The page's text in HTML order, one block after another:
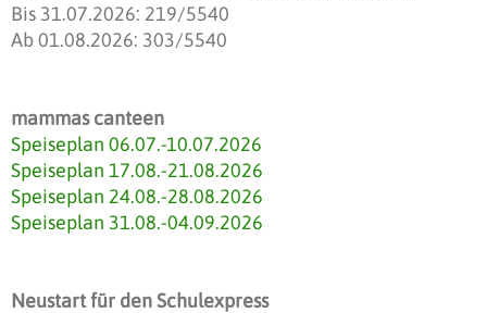
Bis 31.07.2026: 219/5540
Ab 01.08.2026: 303/5540
mammas canteen
Speiseplan 06.07.-10.07.2026
Speiseplan 17.08.-21.08.2026
Speiseplan 24.08.-28.08.2026
Speiseplan 31.08.-04.09.2026
Neustart für den Schulexpress